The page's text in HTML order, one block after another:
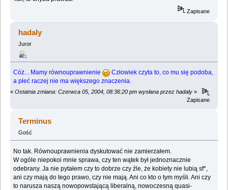
Zapisane
hadaly
Juror
Cóż... Mamy równouprawnienie
Człowiek czyta to, co mu się podoba,
a płeć raczej nie ma większego znaczenia.
« Ostatnia zmiana: Czerwca 05, 2004, 08:36:20 pm wysłana przez hadaly »
Zapisane
Terminus
Gość
No tak. Równouprawnienia dyskutować nie zamierzałem.
W ogóle niepokoi mnie sprawa, czy ten wątek był jednoznacznie
odebrany. Ja nie pytałem czy to dobrze czy źle, że kobiety nie lubią sf*,
ani czy mają do tego prawo, czy nie mają. Ani co kto o tym myśli. Ani czy
to narusza naszą nowopowstającą liberalną, nowoczesną quasi-